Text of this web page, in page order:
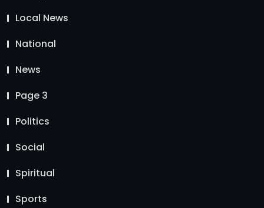
Local News
National
News
Page 3
Politics
Social
Spiritual
Sports